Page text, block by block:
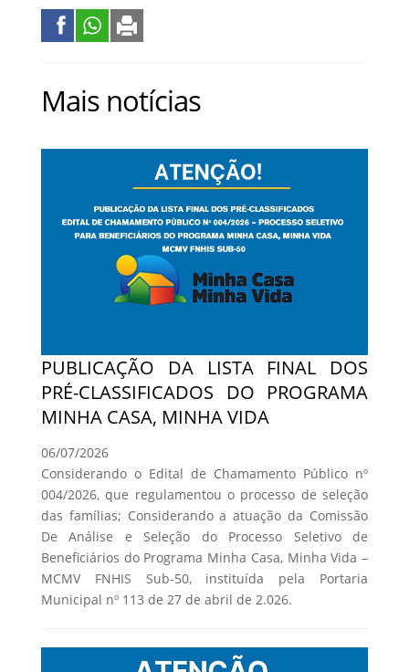
Mais notícias
PUBLICAÇÃO DA LISTA FINAL DOS
PRÉ-CLASSIFICADOS DO PROGRAMA
MINHA CASA, MINHA VIDA
06/07/2026
Considerando o Edital de Chamamento Público nº
004/2026, que regulamentou o processo de seleção
das famílias; Considerando a atuação da Comissão
De Análise e Seleção do Processo Seletivo de
Beneficiários do Programa Minha Casa, Minha Vida –
MCMV FNHIS Sub-50, instituída pela Portaria
Municipal nº 113 de 27 de abril de 2.026.